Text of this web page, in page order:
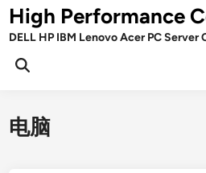
Skip
toHigh Performance
DELL HP IBM Lenovo Acer PC
Open
电脑